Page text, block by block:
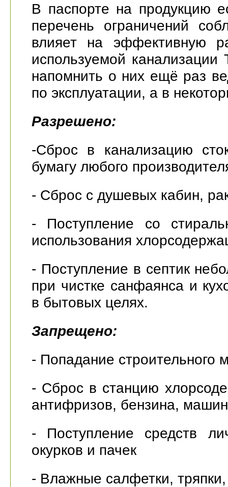
В паспорте на продукцию
перечень ограничений
влияет на эффективную
используемой
напомнить о них ещё раз
по эксплуатации, а в
Разрешено:
-Сброс в канализацию
бумагу любого
- Сброс с душевых кабин,
- Поступление со
использования
- Поступление в септик
при чистке санфаянса и
в бытовых целях.
Запрещено:
- Попадание строительного
- Сброс в станцию
антифризов, бензина,
- Поступление средств
окурков и пачек
- Влажные салфетки,